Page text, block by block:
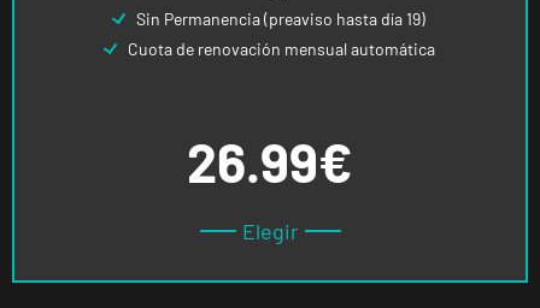
Sin Permanencia (preaviso hasta día 19)
Cuota de renovación mensual automática
26.99€
Elegir